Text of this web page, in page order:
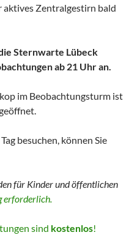
aktives Zentralgestirn bald
Sternwarte Lübeck
ab 21 Uhr an.
im Beobachtungsturm ist
besuchen, können Sie
für Kinder undöffentlichen
erforderlich.
sind kostenlos!